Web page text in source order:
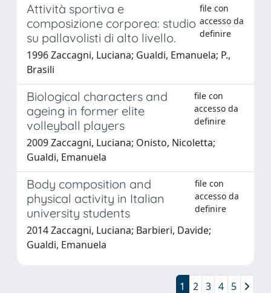
Attività sportiva e
composizione corporea: studio
su pallavolisti di alto livello.
file con
accesso da
definire
1996 Zaccagni, Luciana; Gualdi, Emanuela; P.,
Brasili
Biological characters and
ageing in former elite
volleyball players
file con
accesso da
definire
2009 Zaccagni, Luciana; Onisto, Nicoletta;
Gualdi, Emanuela
Body composition and
physical activity in Italian
university students
file con
accesso da
definire
2014 Zaccagni, Luciana; Barbieri, Davide;
Gualdi, Emanuela
1 2 3 4 5